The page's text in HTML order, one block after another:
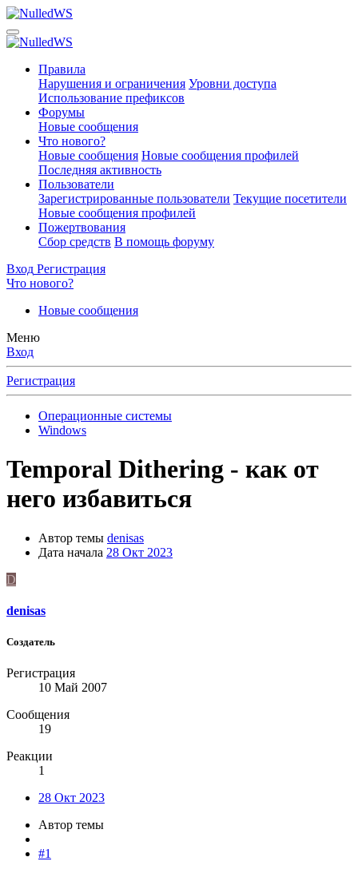
Правила
Нарушения и ограничения Уровни доступа
Использование префиксов
Форумы
Новые сообщения
Что нового?
Новые сообщения Новые сообщения профилей
Последняя активность
Пользователи
Зарегистрированные пользователи Текущие посетители
Новые сообщения профилей
Пожертвования
Сбор средств В помощь форуму
Вход Регистрация
Что нового?
Новые сообщения
Меню
Вход
Регистрация
Операционные системы
Windows
Temporal Dithering - как от
него избавиться
Автор темы denisas
Дата начала 28 Окт 2023
D
denisas
Создатель
Регистрация
10 Май 2007
Сообщения
19
Реакции
1
28 Окт 2023
Автор темы
#1